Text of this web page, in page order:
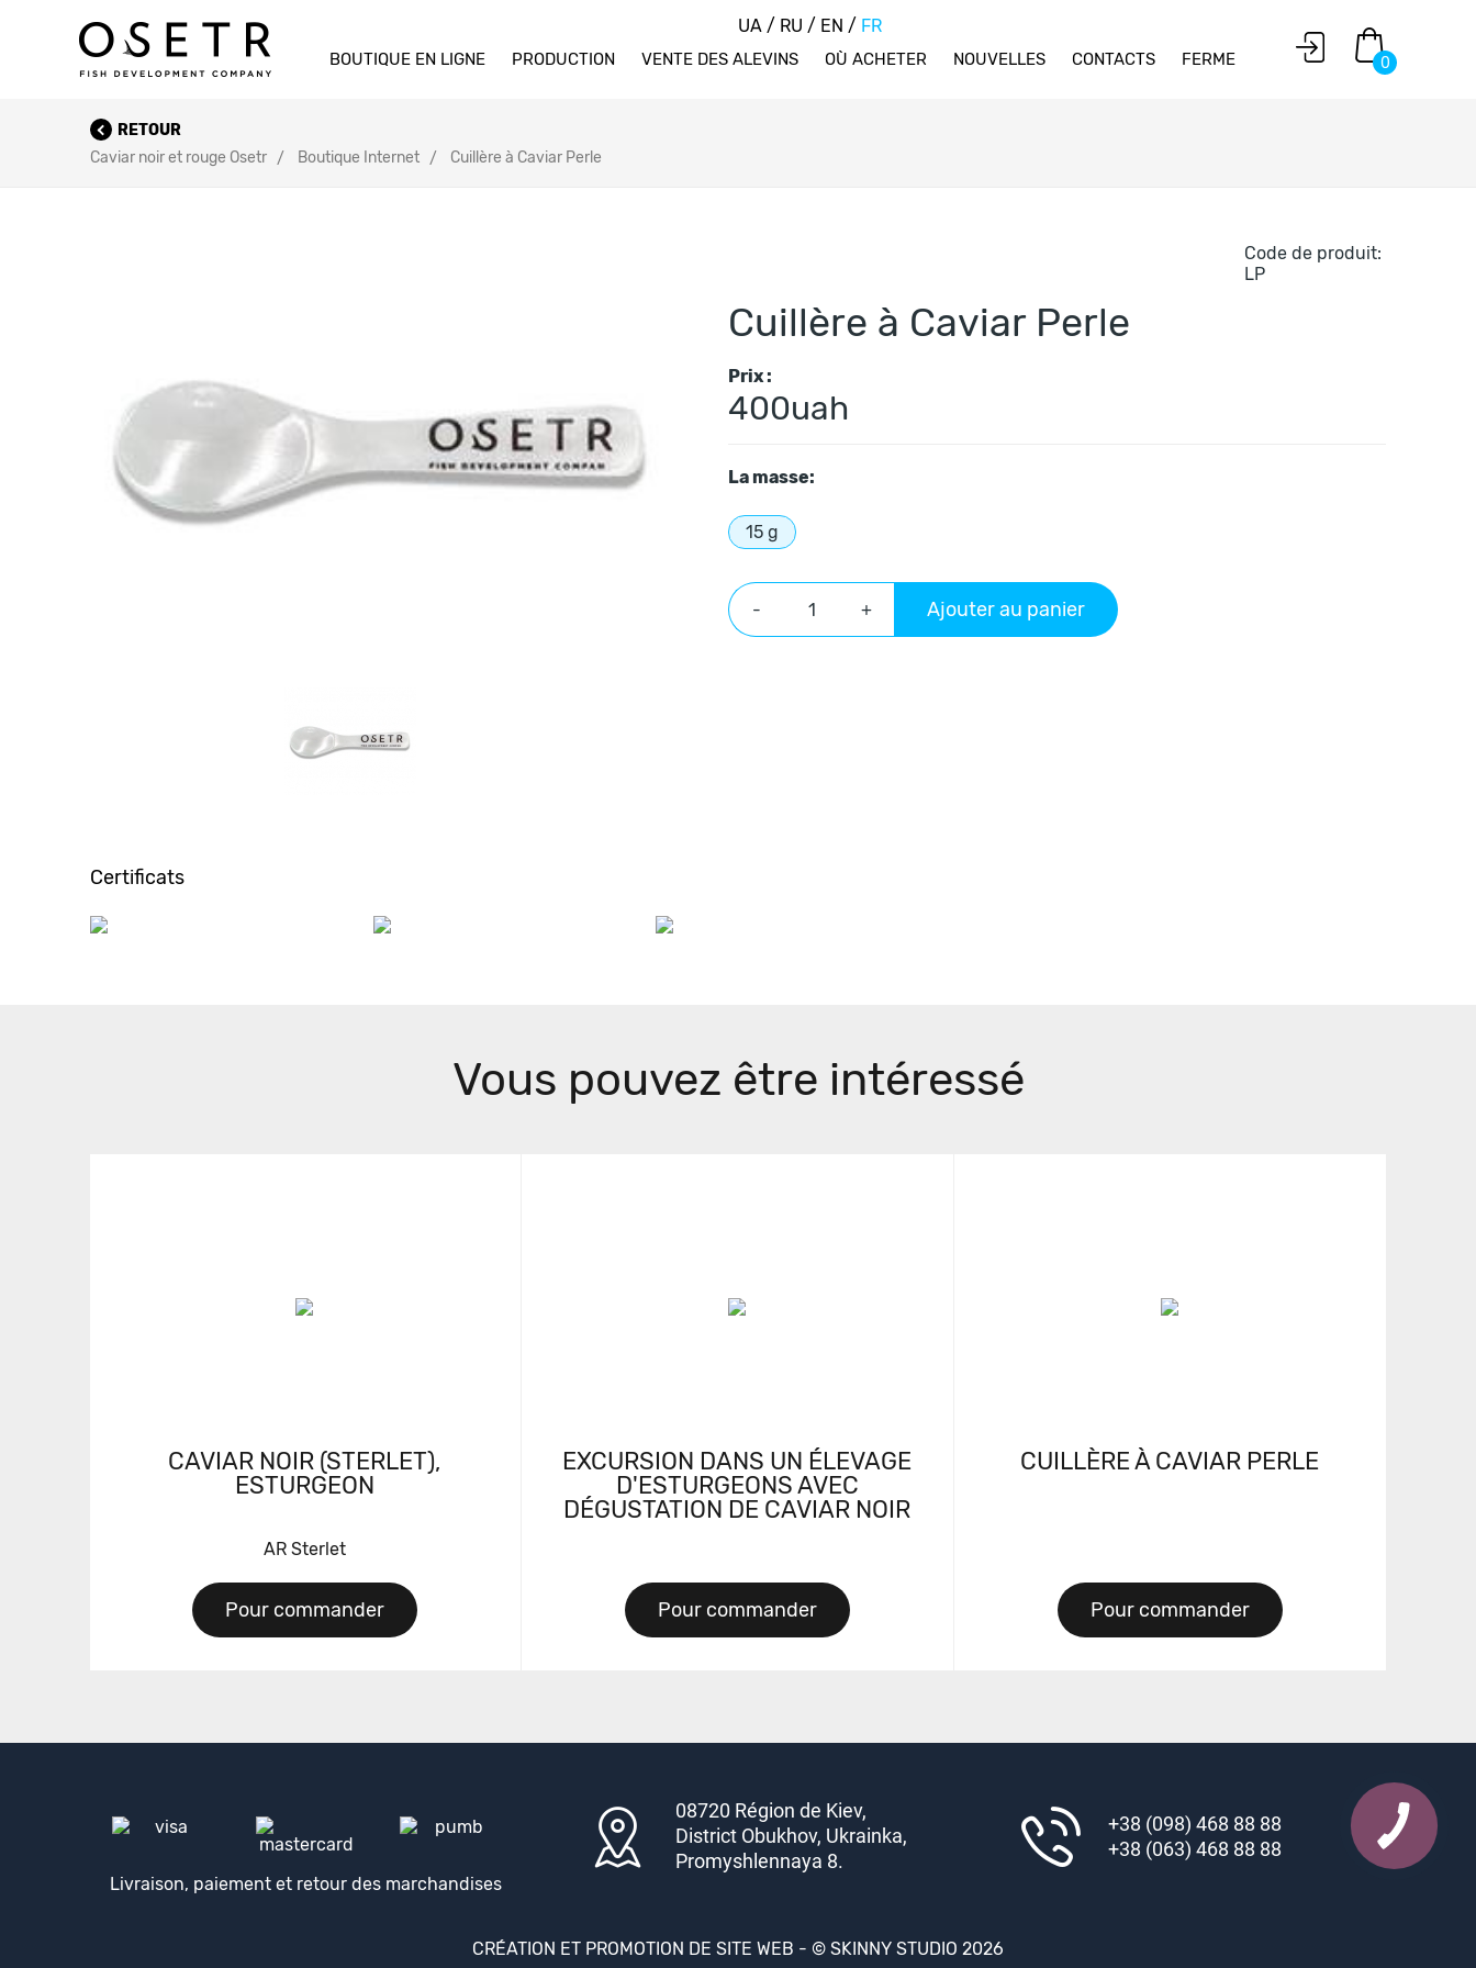
0
BOUTIQUE EN LIGNE PRODUCTION VENTE DES ALEVINS OÙ ACHETER NOUVELLES CONTACTS FERME
UA / RU / EN / FR
RETOUR
Caviar noir et rouge Osetr
Boutique Internet Cuillère à Caviar Perle
Certificats
Code de produit:
LP
Cuillère à Caviar Perle
Prix :
400uah
La masse:
15 g
- + Ajouter au panier
Vous pouvez être intéressé
CAVIAR NOIR (STERLET),
ESTURGEON
AR Sterlet
Pour commander
EXCURSION DANS UN ÉLEVAGE
D'ESTURGEONS AVEC
DÉGUSTATION DE CAVIAR NOIR
Pour commander
CUILLÈRE À CAVIAR PERLE
Pour commander
08720 Région de Kiev,
District Obukhov, Ukrainka,
Promyshlennaya 8.
+38 (098) 468 88 88
+38 (063) 468 88 88
Livraison, paiement et retour des marchandises
CRÉATION ET PROMOTION DE SITE WEB - © SKINNY STUDIO 2026